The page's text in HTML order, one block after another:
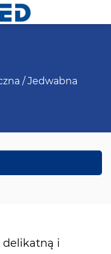
/Jedwabna
delikatną i